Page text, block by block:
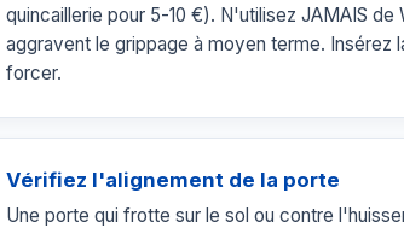
quincaillerie pour 5-10 €). N'utilisez JAMAIS
aggravent le grippage à moyen terme.
forcer.
Vérifiez l'alignement de la porte
Une porte qui frotte sur le sol ou contre